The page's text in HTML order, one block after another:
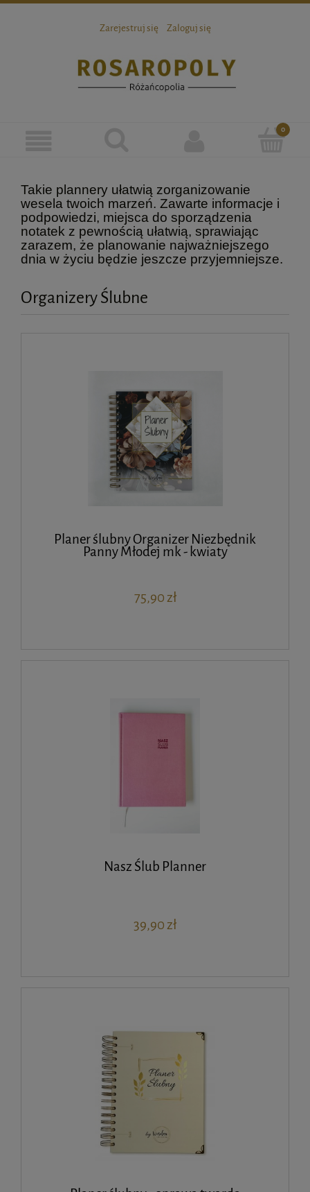
Zarejestruj się Zaloguj się
Takie plannery ułatwią zorganizowanie
wesela twoich marzeń. Zawarte informacje i
podpowiedzi, miejsca do sporządzenia
notatek z pewnością ułatwią, sprawiając
zarazem, że planowanie najważniejszego
dnia w życiu będzie jeszcze przyjemniejsze.
Organizery Ślubne
Planer ślubny Organizer Niezbędnik
Panny Młodej mk - kwiaty
75,90 zł
Nasz Ślub Planner
39,90 zł